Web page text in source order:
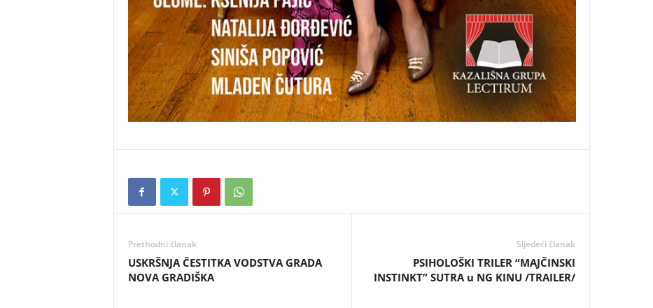
Prethodni članak
USKRŠNJA ČESTITKA VODSTVA GRADA
NOVA GRADIŠKA
Sljedeći članak
PSIHOLOŠKI TRILER “MAJČINSKI
INSTINKT” SUTRA u NG KINU /TRAILER/